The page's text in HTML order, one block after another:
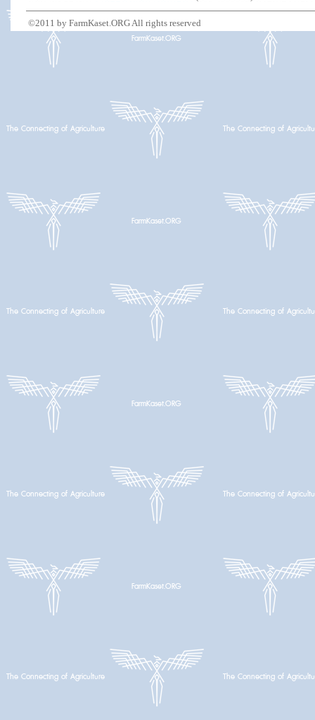
©2011 by FarmKaset.ORG All rights reserved